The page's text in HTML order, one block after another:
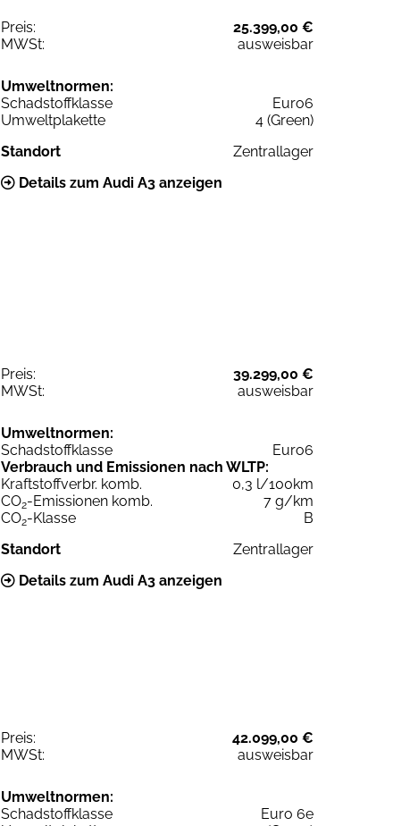
Preis:
25.399,00 €
MWSt:
ausweisbar
Umweltnormen:
Schadstoffklasse
Euro6
Umweltplakette
4 (Green)
Standort
Zentrallager
Details zum Audi A3 anzeigen
Preis:
39.299,00 €
MWSt:
ausweisbar
Umweltnormen:
Schadstoffklasse
Euro6
Verbrauch und Emissionen nach WLTP:
Kraftstoffverbr. komb.
0,3 l/100km
CO2-Emissionen komb.
7 g/km
CO2-Klasse
B
Standort
Zentrallager
Details zum Audi A3 anzeigen
Preis:
42.099,00 €
MWSt:
ausweisbar
Umweltnormen:
Schadstoffklasse
Euro 6e